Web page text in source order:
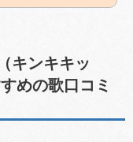
キンキキッ
めの歌口コミ